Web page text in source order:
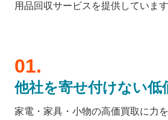
用品回収サービスを提供しています
他社を寄せ付けない低
家電・家具・小物の高価買取に力